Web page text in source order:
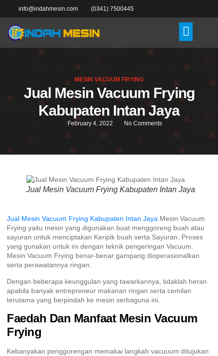
info@indahmesin.com (0341) 7500445
MESIN VACUUM FRYING
Jual Mesin Vacuum Frying
Kabupaten Intan Jaya
February 4, 2022 No Comments
Jual Mesin Vacuum Frying Kabupaten Intan Jaya
Jual Mesin Vacuum Frying Kabupaten Intan Jaya.Mesin Vacuum
Frying yaitu mesin yang digunakan buat menggoreng buah atau
sayuran untuk menciptakan Keripik buah serta Sayuran. Proses
yang gunakan untuk ini dengan teknik pengeringan Vacuum.
Mesin Vacuum Frying benar-benar gampang dioperasionalkan
serta perawatannya ringan.
Dengan beberapa keunggulan yang tawarkannya, tidaklah heran
apabila banyak entrepreneur makanan ringan serta cemilan
terutama yang berpindah ke mesin serbaguna ini.
Faedah Dan Manfaat Mesin Vacuum
Frying
Kebanyakan penggorengan memakai langkah vacuuum ditujukan